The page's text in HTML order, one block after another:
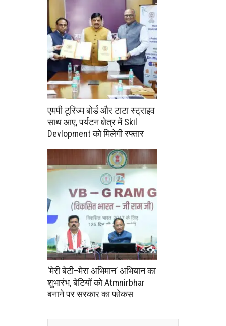
एमपी टूरिज्म बोर्ड और टाटा स्ट्राइव
साथ आए, पर्यटन क्षेत्र में Skil
Devlopment को मिलेगी रफ्तार
‘मेरी बेटी–मेरा अभिमान’ अभियान का
शुभारंभ, बेटियों को Atmnirbhar
बनाने पर सरकार का फोकस